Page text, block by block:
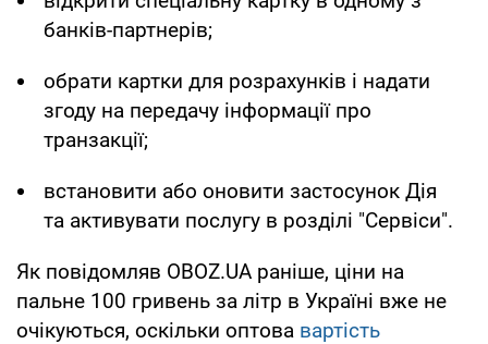
банків-партнерів;
обрати картки для розрахунків і надати
згоду на передачу інформації про
транзакції;
встановити або оновити застосунок Дія
та активувати послугу в розділі "Сервіси".
Як повідомляв OBOZ.UA раніше, ціни на
пальне 100 гривень за літр в Україні вже не
очікуються, оскільки оптова вартість